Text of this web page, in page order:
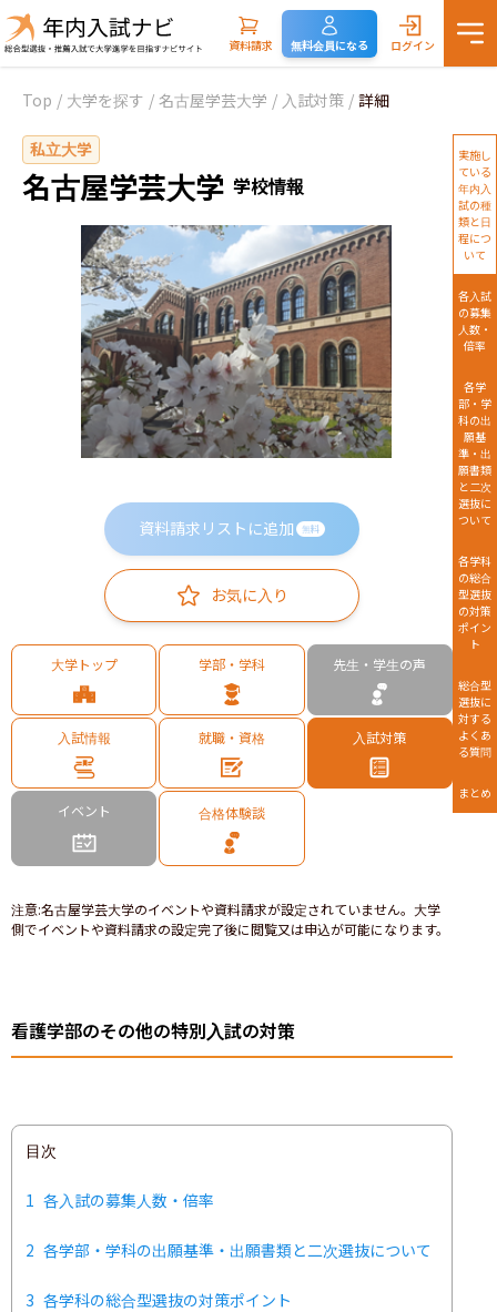
資料請求 無料会員になる ログイン
Top / 大学を探す / 名古屋学芸大学 / 入試対策 / 詳細
私立大学
名古屋学芸大学 学校情報
資料請求リストに追加 無料
お気に入り
大学トップ 学部・学科 先生・学生の声
入試情報 就職・資格 入試対策
イベント 合格体験談
注意:名古屋学芸大学のイベントや資料請求が設定されていません。大学
側でイベントや資料請求の設定完了後に閲覧又は申込が可能になります。
看護学部のその他の特別入試の対策
目次
1 各入試の募集人数・倍率
2 各学部・学科の出願基準・出願書類と二次選抜について
3 各学科の総合型選抜の対策ポイント
実施し
ている
年内入
試の種
類と日
程につ
いて
各入試
の募集
人数・
倍率
各学
部・学
科の出
願基
準・出
願書類
と二次
選抜に
ついて
各学科
の総合
型選抜
の対策
ポイン
ト
総合型
選抜に
対する
よくあ
る質問
まとめ